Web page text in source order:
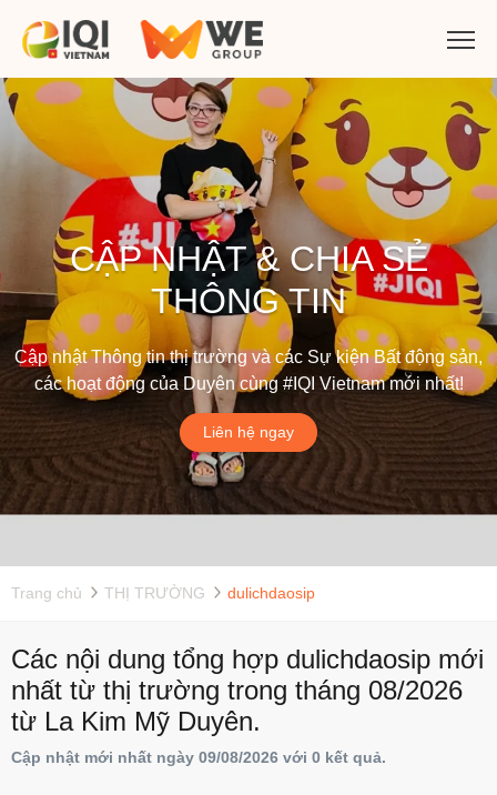
CẬP NHẬT & CHIA SẺ
THÔNG TIN
Cập nhật Thông tin thị trường và các Sự kiện Bất động sản,
các hoạt động của Duyên cùng #IQI Vietnam mới nhất!
Liên hệ ngay
Trang chủ THỊ TRƯỜNG dulichdaosip
Các nội dung tổng hợp dulichdaosip mới
nhất từ thị trường trong tháng 08/2026
từ La Kim Mỹ Duyên.
Cập nhật mới nhất ngày 09/08/2026 với 0 kết quả.